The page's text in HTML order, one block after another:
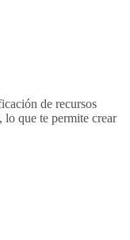
de recursos
lo que te permite crear